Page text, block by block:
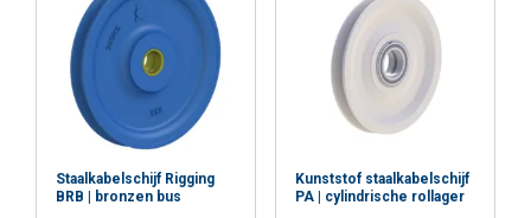
Staalkabelschijf Rigging
BRB | bronzen bus
Kunststof staalkabelschijf
PA | cylindrische rollager